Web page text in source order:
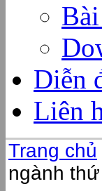
Diễn
Liên
Trang chủ
ngành